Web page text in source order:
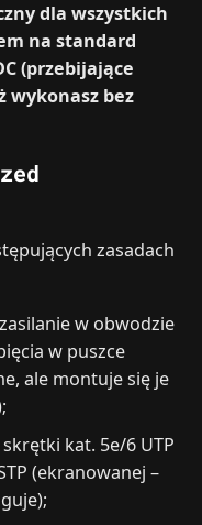
dla wszystkich
na standard
(przebijające
wykonasz bez
zasadach
zasilanie w obwodzie
w puszce
ale montuje się je
kat. 5e/6 UTP
(ekranowanej –